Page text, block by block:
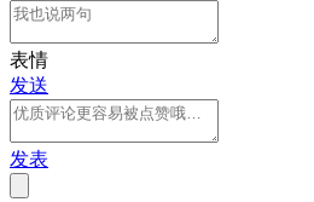
表情
发送
发表